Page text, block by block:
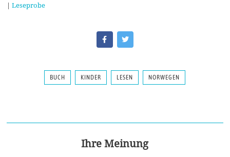
|Leseprobe
BUCH KINDER LESEN NORWEGEN
Ihre Meinung